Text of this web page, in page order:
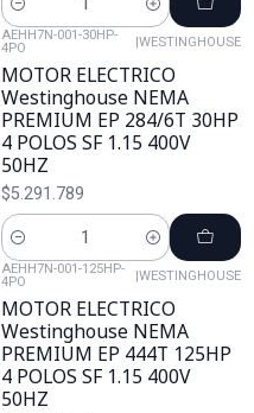
Cantidad
AEHH7N-001-30HP-
4PO
|WESTINGHOUSE
MOTOR ELECTRICO
Westinghouse NEMA
PREMIUM EP 284/6T 30HP
4 POLOS SF 1.15 400V
50HZ
$5.291.789
Cantidad
AEHH7N-001-125HP-
4PO
|WESTINGHOUSE
MOTOR ELECTRICO
Westinghouse NEMA
PREMIUM EP 444T 125HP
4 POLOS SF 1.15 400V
50HZ